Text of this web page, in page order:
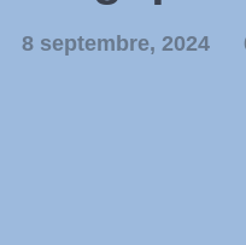
8 septembre, 2024